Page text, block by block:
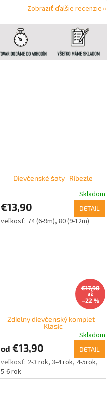
Dievčenské šaty- Ríbezle
Skladom
€13,90 DETAIL
74 (6-9m) 80 (9-12m)
€17,90
až
–22 %
2dielny dievčenský komplet -
Klasic
Skladom
od €13,90 DETAIL
2-3 rok 3-4 rok 4-5rok
5-6 rok
Zobraziť ďalšie recenzie